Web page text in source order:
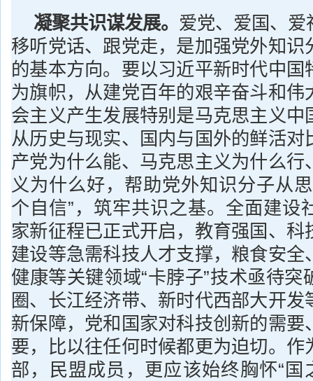
凝聚共识谋发展。 爱党、爱国、
移听党话、跟党走，是加强党外知识
的基本方向。要以习近平新时代中国
为旗帜，从建党百年的艰辛奋斗和伟
会主义产生发展特别是马克思主义中
从历史与现实、国内与国外的鲜活对
产党为什么能、马克思主义为什么行
义为什么好，帮助党外知识分子从
个自信”，筑牢共识之基。全面建设
家新征程已正式开启，教育强国、科
建设等急需科技人才支撑，粮食安全
健康等关键领域“卡脖子”技术亟待突
圈、长江经济带、新时代西部大开发
新保障，党和国家对科技创新的需要
要，比以往任何时候都更为迫切。作
部，民盟成员，更应该始终胸怀“国